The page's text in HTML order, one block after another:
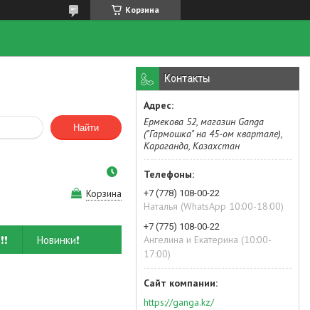
Корзина
Найти
Корзина
Новинки❗
Контакты
Ермекова 52, магазин Ganga
("Гармошка" на 45-ом квартале),
Караганда, Казахстан
+7 (778) 108-00-22
Наталья (WhatsApp 10:00-18:00)
+7 (775) 108-00-22
Ангелина и Екатерина (10:00-
17:00)
https://ganga.kz/